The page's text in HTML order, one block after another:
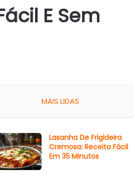
E Sem
MAIS LIDAS
Lasanha De Frigideira
Cremosa: Receita Fácil
Em 35 Minutos